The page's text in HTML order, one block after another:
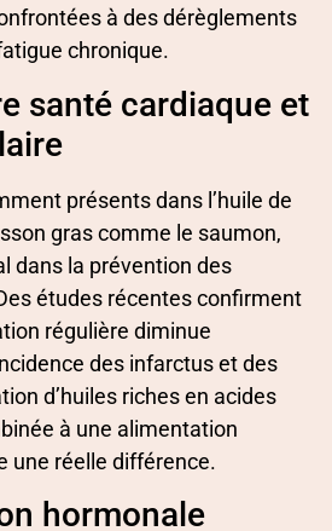
à des dérèglements
chronique.
santé cardiaque et
présents dans l’huile de
gras comme le saumon,
dans la prévention des
études récentes confirment
régulière diminue
des infarctus et des
d’huiles riches en acides
à une alimentation
une réelle différence.
hormonale